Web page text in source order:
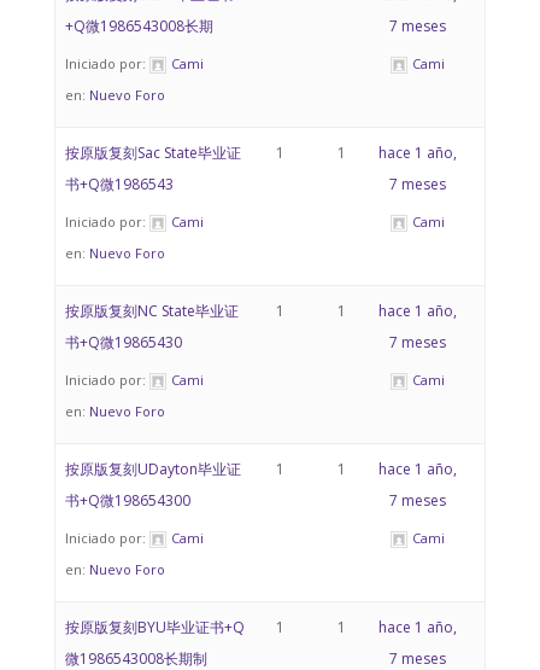
+Q微1986543008长期
Iniciado por:
Cami
en: Nuevo Foro
7 meses
Cami
按原版复刻Sac State毕业证
书+Q微1986543
Iniciado por:
Cami
en: Nuevo Foro
1 1
hace 1 año,
7 meses
Cami
按原版复刻NC State毕业证
书+Q微19865430
Iniciado por:
Cami
en: Nuevo Foro
1 1
hace 1 año,
7 meses
Cami
按原版复刻UDayton毕业证
书+Q微198654300
Iniciado por:
Cami
en: Nuevo Foro
1 1
hace 1 año,
7 meses
Cami
按原版复刻BYU毕业证书+Q
微1986543008长期制
1 1
hace 1 año,
7 meses